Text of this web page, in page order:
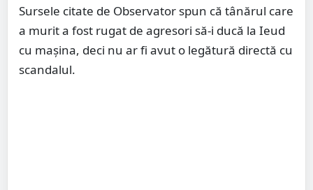
Sursele citate de Observator spun că tânărul care
a murit a fost rugat de agresori să-i ducă la Ieud
cu maşina, deci nu ar fi avut o legătură directă cu
scandalul.